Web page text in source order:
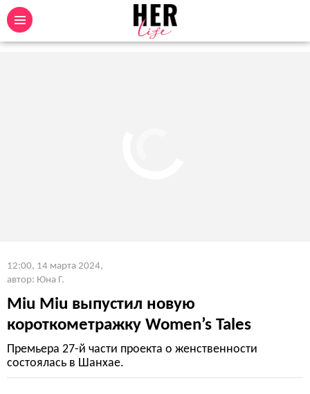
12:00, 14 марта 2024,
автор: Юна Г.
Miu Miu выпустил новую
короткометражку Women’s Tales
Премьера 27-й части проекта о женственности
состоялась в Шанхае.